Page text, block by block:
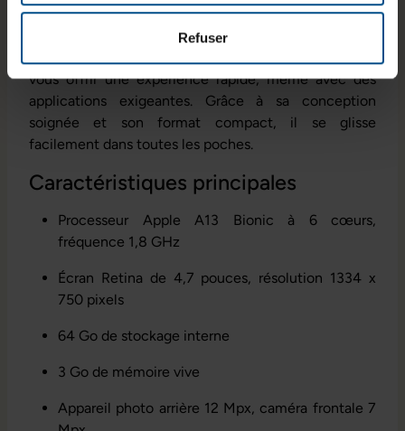
Refuser
utilisation quotidienne fiable et performante. L’iPhone
SE (2020) s'appuie sur la puissante puce Apple A13
vous offrir une expérience rapide, même avec des
applications exigeantes. Grâce à sa conception
soignée et son format compact, il se glisse
facilement dans toutes les poches.
Caractéristiques principales
Processeur Apple A13 Bionic à 6 cœurs,
fréquence 1,8 GHz
Écran Retina de 4,7 pouces, résolution 1334 x
750 pixels
64 Go de stockage interne
3 Go de mémoire vive
Appareil photo arrière 12 Mpx, caméra frontale 7